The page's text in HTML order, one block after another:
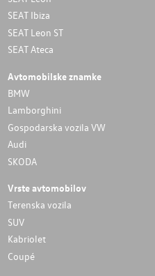
SEAT Ibiza
SEAT Leon ST
SEAT Ateca
Avtomobilske znamke
BMW
Lamborghini
Gospodarska vozila VW
Audi
SKODA
Vrste avtomobilov
Terenska vozila
SUV
Kabriolet
Coupé